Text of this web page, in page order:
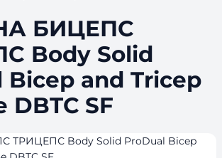
БИЦЕПС
Body Solid
Bicep and Tricep
DBTC SF
Body Solid ProDual Bicep